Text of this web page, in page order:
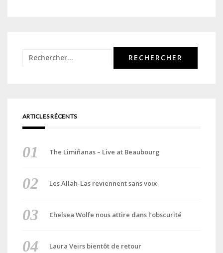
Rechercher :
ARTICLES RÉCENTS
The Limiñanas – Live at Beaubourg
Les Allah-Las reviennent sans voix
Chelsea Wolfe nous attire dans l’obscurité
Laura Veirs bientôt de retour